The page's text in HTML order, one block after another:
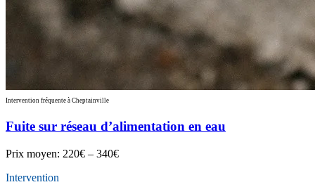
Intervention fréquente à Cheptainville
Fuite sur réseau d’alimentation en eau
Prix moyen: 220€ – 340€
Intervention